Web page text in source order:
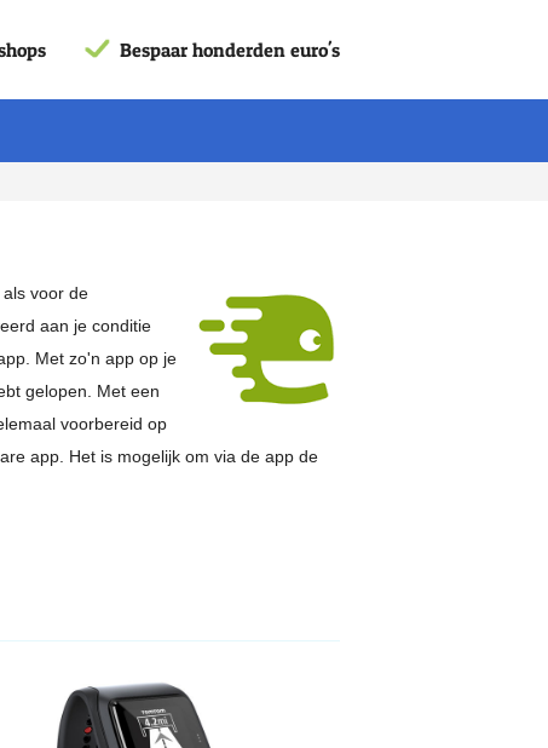
Bespaar honderden euro's
voor de
aan je conditie
Met zo'n app op je
gelopen. Met een
voorbereid op
app. Het is mogelijk om via de app de